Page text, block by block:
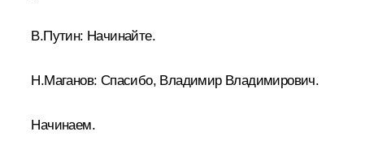
В.Путин: Начинайте.
Н.Маганов: Спасибо, Владимир Владимирович.
Начинаем.